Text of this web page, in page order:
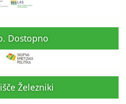
Dostopno
Železniki